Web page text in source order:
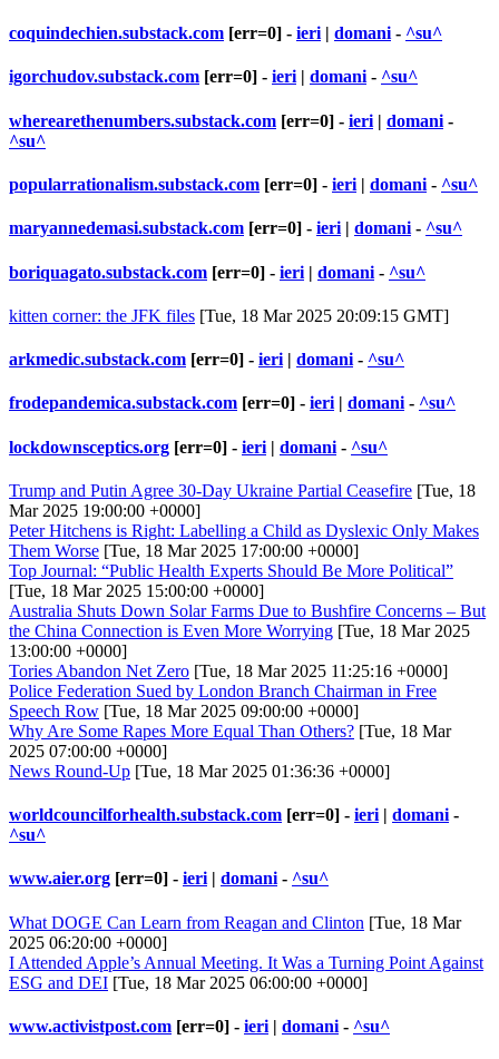
coquindechien.substack.com [err=0] - ieri | domani - ^su^
igorchudov.substack.com [err=0] - ieri| domani- ^su^
wherearethenumbers.substack.com [err=0] - ieri | domani -
^su^
popularrationalism.substack.com [err=0] - ieri | domani - ^su^
maryannedemasi.substack.com [err=0] - ieri | domani - ^su^
boriquagato.substack.com [err=0] - ieri | domani - ^su^
kitten corner: the JFK files [Tue, 18 Mar 2025 20:09:15 GMT]
arkmedic.substack.com [err=0] - ieri | domani - ^su^
frodepandemica.substack.com [err=0] - ieri | domani - ^su^
lockdownsceptics.org [err=0] - ieri | domani - ^su^
Trump and Putin Agree 30-Day Ukraine Partial Ceasefire [Tue, 18
Mar 2025 19:00:00 +0000]
Peter Hitchens is Right: Labelling a Child as Dyslexic Only Makes
Them Worse [Tue, 18 Mar 2025 17:00:00 +0000]
Top Journal: “Public Health Experts Should Be More Political”
[Tue, 18 Mar 2025 15:00:00 +0000]
Australia Shuts Down Solar Farms Due to Bushfire Concerns – But
the China Connection is Even More Worrying [Tue, 18 Mar 2025
13:00:00 +0000]
Tories Abandon Net Zero [Tue, 18 Mar 2025 11:25:16 +0000]
Police Federation Sued by London Branch Chairman in Free
Speech Row [Tue, 18 Mar 2025 09:00:00 +0000]
Why Are Some Rapes More Equal Than Others? [Tue, 18 Mar
2025 07:00:00 +0000]
News Round-Up [Tue, 18 Mar 2025 01:36:36 +0000]
worldcouncilforhealth.substack.com [err=0] - ieri | domani -
^su^
www.aier.org [err=0] - ieri| domani- ^su^
What DOGE Can Learn from Reagan and Clinton [Tue, 18 Mar
2025 06:20:00 +0000]
I Attended Apple’s Annual Meeting. It Was a Turning Point Against
ESG and DEI [Tue, 18 Mar 2025 06:00:00 +0000]
www.activistpost.com [err=0] - ieri | domani - ^su^